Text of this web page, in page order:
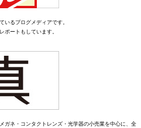
いるブログメディアです。
ポートもしています。
ガネ・コンタクトレンズ・光学器の小売業を中心に、全